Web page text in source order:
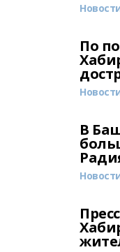
По
В